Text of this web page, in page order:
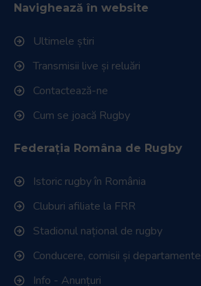
Navighează în website
Ultimele știri
Transmisii live și reluări
Contactează-ne
Cum se joacă Rugby
Federația Româna de Rugby
Istoric rugby în România
Cluburi afiliate la FRR
Stadionul național de rugby
Conducere, comisii și departamente
Info - Anunțuri